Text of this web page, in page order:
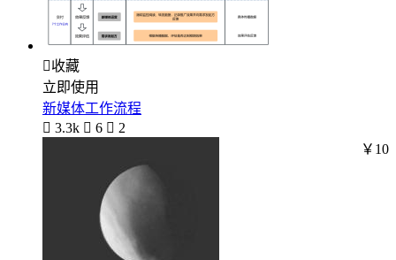
收藏
立即使用
新媒体工作流程
 3.3k  6  2
￥10